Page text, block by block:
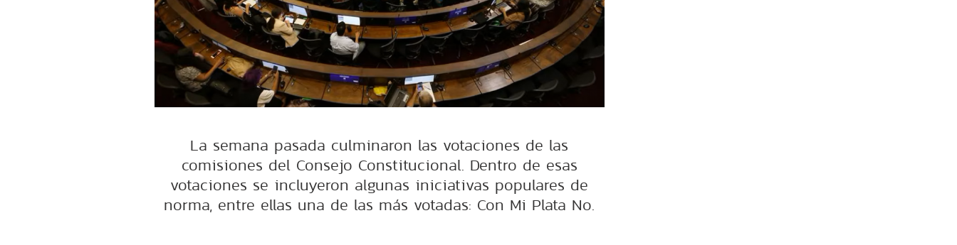
La semana pasada culminaron las votaciones de las
comisiones del Consejo Constitucional. Dentro de esas
votaciones se incluyeron algunas iniciativas populares de
norma, entre ellas una de las más votadas: Con Mi Plata No.